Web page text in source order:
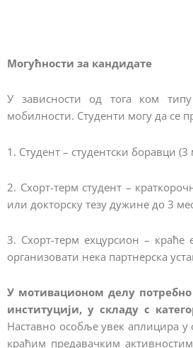
Могућности за кандидате
У зависности од тога ком типу
мобилности. Студенти могу да се
1. Студент – студентски боравци
2. Схорт-терм студент –
или докторску тезу дужине до 3
3. Схорт-терм еxцурсион –
организовати нека партнерска
У мотивационом делу потребно
институцији, у складу с
Наставно особље увек аплицира у
краћим предавачким